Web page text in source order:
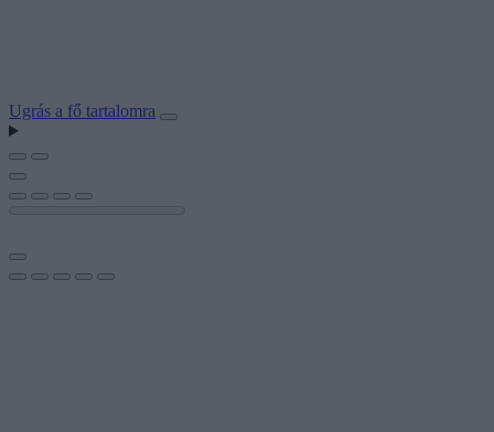
Ugrás a fő tartalomra